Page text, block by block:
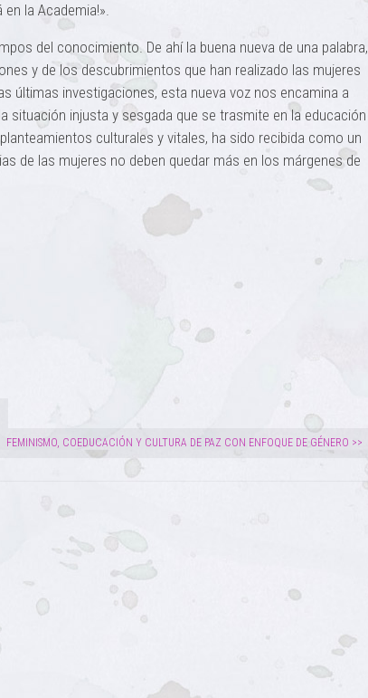
la Academia!».
del conocimiento. De ahí la buena nueva de una palabra,
y de los descubrimientos que han realizado las mujeres
últimas investigaciones, esta nueva voz nos encamina a
situación injusta y sesgada que se trasmite en la educación
culturales y vitales, ha sido recibida como un
de las mujeres no deben quedar más en los márgenes de
FEMINISMO, COEDUCACIÓN Y CULTURA DE PAZ CON ENFOQUE DE GÉNERO >>